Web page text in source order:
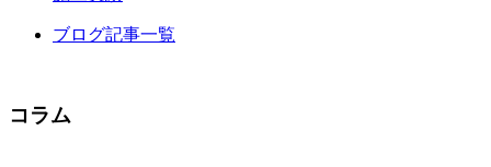
ブログ記事一覧
コラム